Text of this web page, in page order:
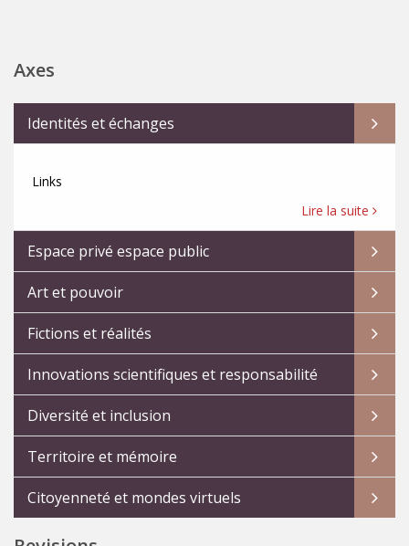
Axes
Identités et échanges
Links
Lire la suite
Espace privé espace public
Art et pouvoir
Fictions et réalités
Innovations scientifiques et responsabilité
Diversité et inclusion
Territoire et mémoire
Citoyenneté et mondes virtuels